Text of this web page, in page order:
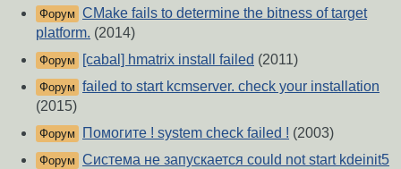
Форум CMake fails to determine the bitness of target
platform. (2014)
Форум [cabal] hmatrix install failed (2011)
Форум failed to start kcmserver. check your installation
(2015)
Форум Помогите ! system check failed ! (2003)
Форум Система не запускается could not start kdeinit5